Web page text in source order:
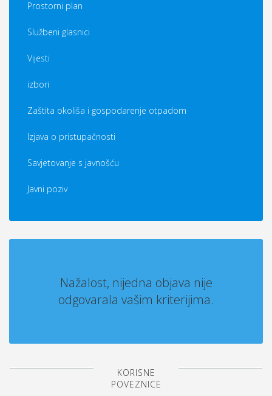
Prostorni plan
Službeni glasnici
Vijesti
izbori
Zaštita okoliša i gospodarenje otpadom
Izjava o pristupačnosti
Savjetovanje s javnošću
Javni poziv
Nažalost, nijedna objava nije
odgovarala vašim kriterijima.
KORISNE
POVEZNICE